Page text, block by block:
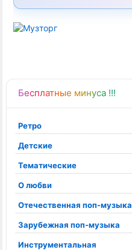
Бесплатные минуса !!!
Ретро
Детские
Тематические
О любви
Отечественная поп-музыка
Зарубежная поп-музыка
Инструментальная